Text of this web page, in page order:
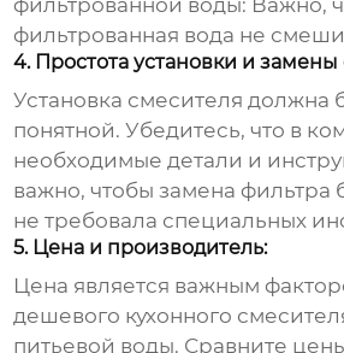
фильтрованной воды: Важно,
фильтрованная вода не
4. Простота установки и замены
Установка смесителя должна
понятной. Убедитесь, что в
необходимые детали и
важно, чтобы замена фильтра
не требовала специальных
5. Цена и производитель:
Цена является важным
дешевого кухонного
питьевой воды. Сравните